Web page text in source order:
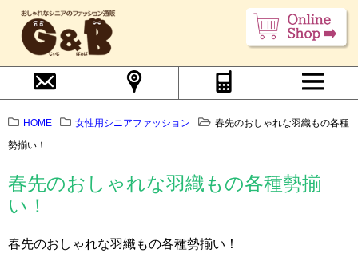
HOME 女性用シニアファッション
春先のおしゃれな羽織もの各種
勢揃い！
春先のおしゃれな羽織もの各種勢揃
い！
春先のおしゃれな羽織もの各種勢揃い！